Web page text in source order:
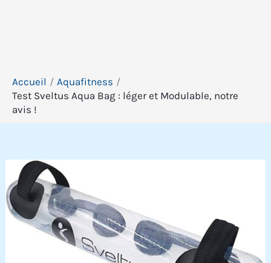
Accueil
Aquafitness
Test Sveltus Aqua Bag : léger et Modulable, notre
avis !